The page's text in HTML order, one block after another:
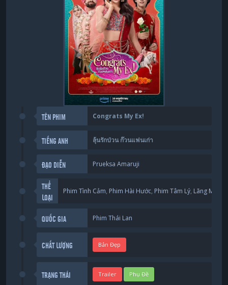
TÊN PHIM Congrats My Ex!
TIẾNG ANH ลุ้นรักป่วน ก๊วนแฟนเก่า
ĐẠO DIỄN Prueksa Amaruji
THỂ
LOẠI
Phim Tình Cảm, Phim Hài Hước, Phim Tâm Lý, Lãng Mạng
QUỐC GIA Phim Thái Lan
CHẤT LƯỢNG Bản Đẹp
TRẠNG THÁI Trailer Phụ Đề